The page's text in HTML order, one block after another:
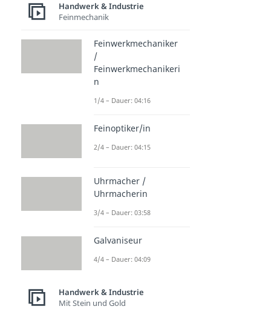
Handwerk & Industrie
Feinmechanik
Feinwerkmechaniker
/
Feinwerkmechanikeri
n
1/4 – Dauer: 04:16
Feinoptiker/in
2/4 – Dauer: 04:15
Uhrmacher /
Uhrmacherin
3/4 – Dauer: 03:58
Galvaniseur
4/4 – Dauer: 04:09
Handwerk & Industrie
Mit Stein und Gold